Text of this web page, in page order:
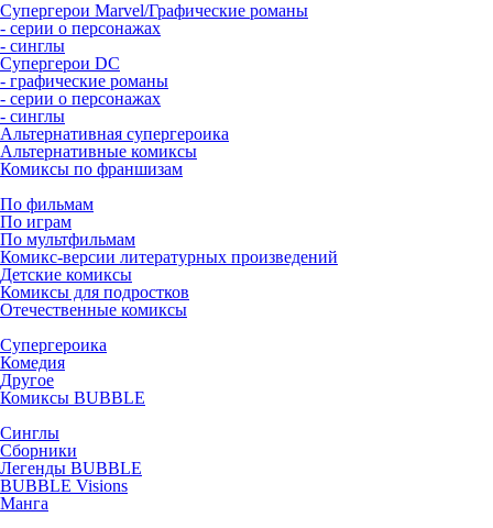
Супергерои Marvel/Графические романы
- серии о персонажах
- синглы
Супергерои DC
- графические романы
- серии о персонажах
- синглы
Альтернативная супергероика
Альтернативные комиксы
Комиксы по франшизам
По фильмам
По играм
По мультфильмам
Комикс-версии литературных произведений
Детские комиксы
Комиксы для подростков
Отечественные комиксы
Супергероика
Комедия
Другое
Комиксы BUBBLE
Синглы
Сборники
Легенды BUBBLE
BUBBLE Visions
Манга